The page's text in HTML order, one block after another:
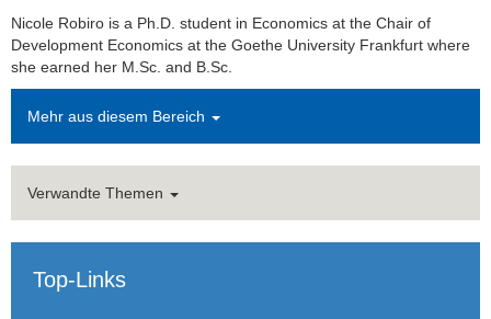
Norwin Galinski
Birgit Herrmann (Office)
Nicole Robiro
Teaching
Nicole Robiro is a Ph.D. student in Economics at the Chair of
Development Economics at the Goethe University Frankfurt where
she earned her M.Sc. and B.Sc.
Mehr aus diesem Bereich
Verwandte Themen
Top-Links